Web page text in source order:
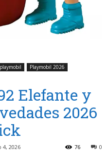
playmobil
Playmobil 2026
Elefante y
2026
4, 2026 0
76